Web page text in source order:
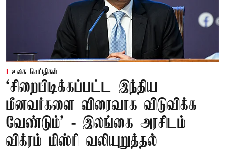
உலக செய்திகள்
‘சிறைபிடிக்கப்பட்ட இந்திய
மீனவர்களை விரைவாக விடுவிக்க
வேண்டும்' - இலங்கை அரசிடம்
விக்ரம் மிஸ்ரி வலியுறுத்தல்